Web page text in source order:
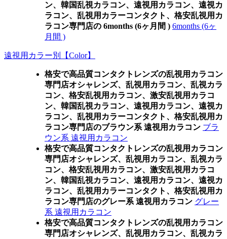
ン、韓国乱視カラコン、遠視用カラコン、遠視カ
ラコン、乱視用カラーコンタクト、格安乱視用カ
ラコン専門店の 6months (6ヶ月間 ) 6months (6ヶ
月間 )
遠視用カラー別【Color】
格安で高品質コンタクトレンズの乱視用カラコン
専門店オシャレンズ、乱視用カラコン、乱視カラ
コン、格安乱視用カラコン、激安乱視用カラコ
ン、韓国乱視カラコン、遠視用カラコン、遠視カ
ラコン、乱視用カラーコンタクト、格安乱視用カ
ラコン専門店のブラウン系 遠視用カラコン ブラ
ウン系 遠視用カラコン
格安で高品質コンタクトレンズの乱視用カラコン
専門店オシャレンズ、乱視用カラコン、乱視カラ
コン、格安乱視用カラコン、激安乱視用カラコ
ン、韓国乱視カラコン、遠視用カラコン、遠視カ
ラコン、乱視用カラーコンタクト、格安乱視用カ
ラコン専門店のグレー系 遠視用カラコン グレー
系 遠視用カラコン
格安で高品質コンタクトレンズの乱視用カラコン
専門店オシャレンズ、乱視用カラコン、乱視カラ